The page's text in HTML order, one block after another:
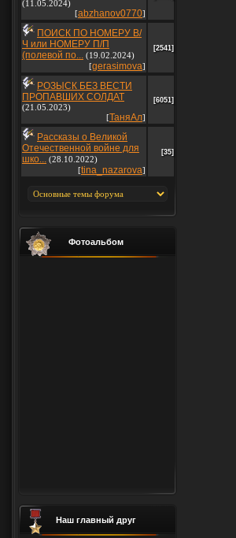
(11.05.2024)
[abzhanov0770]
ПОИСК ПО НОМЕРУ В/
Ч или НОМЕРУ П/П
(полевой по... (19.02.2024)
[gerasimova]
[2541]
РОЗЫСК БЕЗ ВЕСТИ
ПРОПАВШИХ СОЛДАТ
(21.05.2023)
[ТаняАл]
[6051]
Рассказы о Великой
Отечественной войне для
шко... (28.10.2022)
[tina_nazarova]
[35]
Фотоальбом
Наш главный друг